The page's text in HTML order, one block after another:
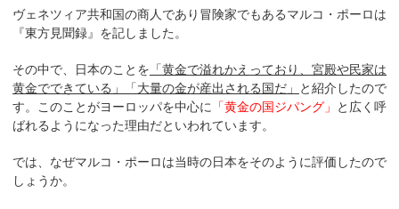
ヴェネツィア共和国の商人であり冒険家でもあるマルコ・ポーロは
『東方見聞録』を記しました。
その中で、日本のことを 「黄金で溢れかえっており、宮殿や民家は
黄金でできている」「大量の金が産出される国だ」
と紹介したので
す。このことがヨーロッパを中心に
「黄金の国ジパング」
と広く呼
ばれるようになった理由だといわれています。
では、なぜマルコ・ポーロは当時の日本をそのように評価したので
しょうか。